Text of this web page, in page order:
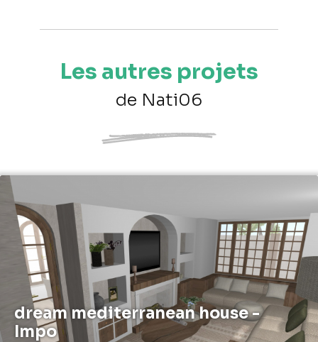
Les autres projets
de Nati06
dream mediterranean house -
Impo